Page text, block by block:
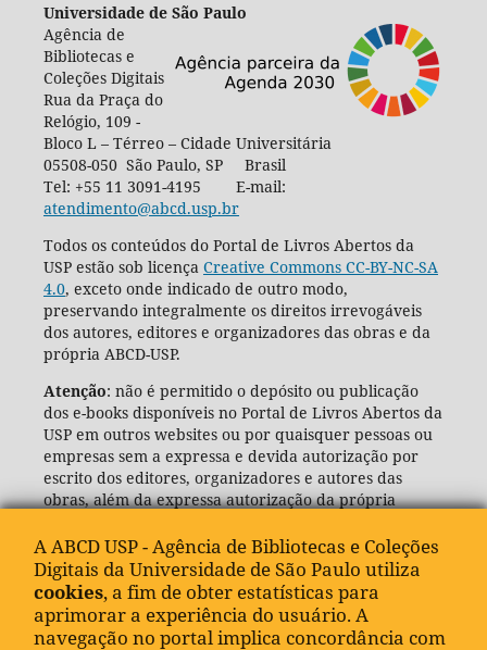
Universidade de São Paulo
Agência de
Bibliotecas e
Coleções Digitais
Rua da Praça do
Relógio, 109 -
Bloco L – Térreo – Cidade Universitária
05508-050 São Paulo, SP Brasil
Tel: +55 11 3091-4195 E-mail:
atendimento@abcd.usp.br
Todos os conteúdos do Portal de Livros Abertos da
USP estão sob licença Creative Commons CC-BY-NC-SA
4.0, exceto onde indicado de outro modo,
preservando integralmente os direitos irrevogáveis
dos autores, editores e organizadores das obras e da
própria ABCD-USP.
Atenção: não é permitido o depósito ou publicação
dos e-books disponíveis no Portal de Livros Abertos da
USP em outros websites ou por quaisquer pessoas ou
empresas sem a expressa e devida autorização por
escrito dos editores, organizadores e autores das
obras, além da expressa autorização da própria
(ABCD-USP).
A ABCD USP - Agência de Bibliotecas e Coleções
Digitais da Universidade de São Paulo utiliza
cookies, a fim de obter estatísticas para
aprimorar a experiência do usuário. A
navegação no portal implica concordância com